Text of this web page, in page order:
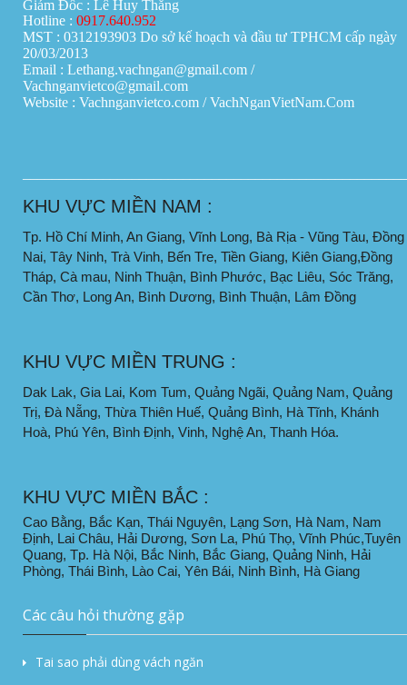
Giám Đốc : Lê Huy Thắng
Hotline : 0917.640.952
MST : 0312193903 Do sở kế hoạch và đầu tư TPHCM cấp ngày
20/03/2013
Email : Lethang.vachngan@gmail.com /
Vachnganvietco@gmail.com
Website : Vachnganvietco.com /VachNganVietNam.Com
KHU VỰC MIỀN NAM :
Tp. Hồ Chí Minh, An Giang, Vĩnh Long, Bà Rịa - Vũng Tàu, Đồng
Nai, Tây Ninh, Trà Vinh, Bến Tre, Tiền Giang, Kiên Giang,Đồng
Tháp, Cà mau, Ninh Thuận, Bình Phước, Bạc Liêu, Sóc Trăng,
Cần Thơ, Long An, Bình Dương, Bình Thuận, Lâm Đồng
KHU VỰC MIỀN TRUNG :
Dak Lak, Gia Lai, Kom Tum, Quảng Ngãi, Quảng Nam, Quảng
Trị, Đà Nẵng, Thừa Thiên Huế, Quảng Bình, Hà Tĩnh, Khánh
Hoà, Phú Yên, Bình Định, Vinh, Nghệ An, Thanh Hóa.
KHU VỰC MIỀN BẮC :
Cao Bằng, Bắc Kạn, Thái Nguyên, Lạng Sơn, Hà Nam, Nam
Định, Lai Châu, Hải Dương, Sơn La, Phú Thọ, Vĩnh Phúc,Tuyên
Quang, Tp. Hà Nội, Bắc Ninh, Bắc Giang, Quảng Ninh, Hải
Phòng, Thái Bình, Lào Cai, Yên Bái, Ninh Bình, Hà Giang
Các câu hỏi thường gặp
Tai sao phải dùng vách ngăn